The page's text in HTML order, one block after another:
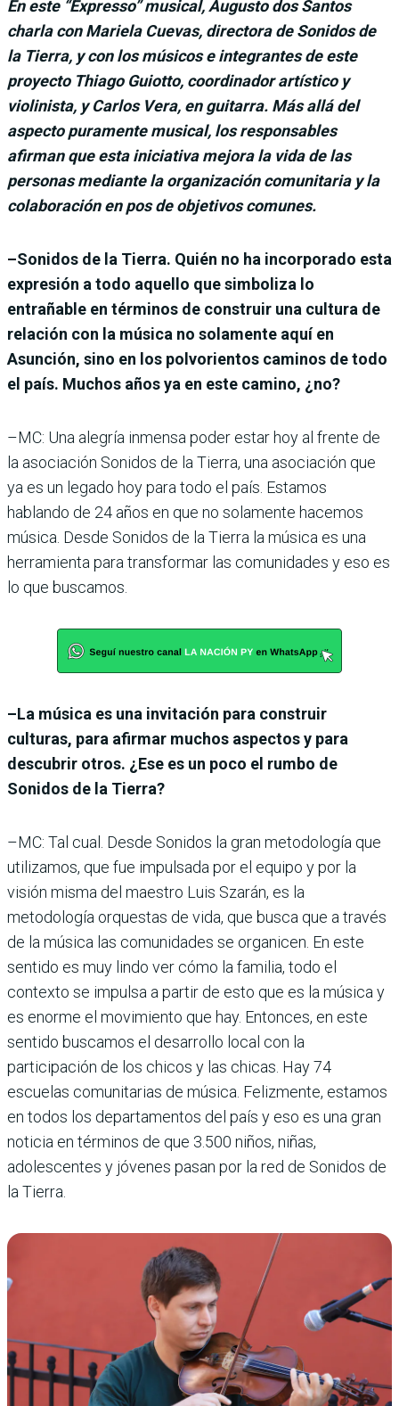
En este “Expresso” musical, Augusto dos Santos
charla con Mariela Cuevas, directora de Sonidos de
la Tierra, y con los músicos e integrantes de este
proyecto Thiago Guiotto, coordinador artístico y
violinista, y Carlos Vera, en guitarra. Más allá del
aspecto puramente musical, los responsables
afirman que esta iniciativa mejora la vida de las
personas mediante la organización comunitaria y la
colaboración en pos de objetivos comunes.
–Sonidos de la Tierra. Quién no ha incorporado esta
expresión a todo aquello que simboliza lo
entrañable en términos de construir una cultura de
relación con la música no solamente aquí en
Asunción, sino en los polvorientos caminos de todo
el país. Muchos años ya en este camino, ¿no?
–MC: Una alegría inmensa poder estar hoy al frente de
la asociación Sonidos de la Tierra, una asociación que
ya es un legado hoy para todo el país. Estamos
hablando de 24 años en que no solamente hacemos
música. Desde Sonidos de la Tierra la música es una
herramienta para transformar las comunidades y eso es
lo que buscamos.
–La música es una invitación para construir
culturas, para afirmar muchos aspectos y para
descubrir otros. ¿Ese es un poco el rumbo de
Sonidos de la Tierra?
–MC: Tal cual. Desde Sonidos la gran metodología que
utilizamos, que fue impulsada por el equipo y por la
visión misma del maestro Luis Szarán, es la
metodología orquestas de vida, que busca que a través
de la música las comunidades se organicen. En este
sentido es muy lindo ver cómo la familia, todo el
contexto se impulsa a partir de esto que es la música y
es enorme el movimiento que hay. Entonces, en este
sentido buscamos el desarrollo local con la
participación de los chicos y las chicas. Hay 74
escuelas comunitarias de música. Felizmente, estamos
en todos los departamentos del país y eso es una gran
noticia en términos de que 3.500 niños, niñas,
adolescentes y jóvenes pasan por la red de Sonidos de
la Tierra.